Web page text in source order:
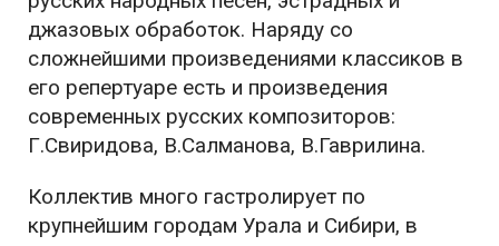
джазовых обработок. Наряду со
сложнейшими произведениями классиков в
его репертуаре есть и произведения
современных русских композиторов:
Г.Свиридова, В.Салманова, В.Гаврилина.
Коллектив много гастролирует по
крупнейшим городам Урала и Сибири, в